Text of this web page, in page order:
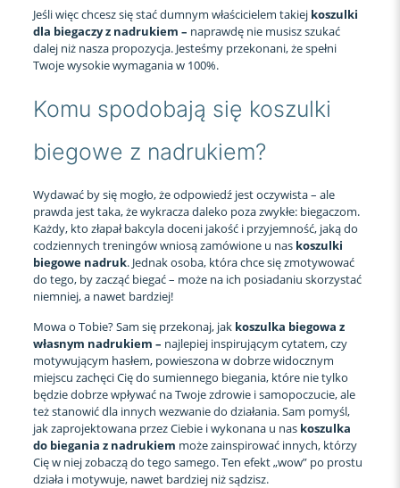
Jeśli więc chcesz się stać dumnym właścicielem takiej koszulki
dla biegaczy z nadrukiem – naprawdę nie musisz szukać
dalej niż nasza propozycja. Jesteśmy przekonani, że spełni
Twoje wysokie wymagania w 100%.
Komu spodobają się koszulki
biegowe z nadrukiem?
Wydawać by się mogło, że odpowiedź jest oczywista – ale
prawda jest taka, że wykracza daleko poza zwykłe: biegaczom.
Każdy, kto złapał bakcyla doceni jakość i przyjemność, jaką do
codziennych treningów wniosą zamówione u nas koszulki
biegowe nadruk. Jednak osoba, która chce się zmotywować
do tego, by zacząć biegać – może na ich posiadaniu skorzystać
niemniej, a nawet bardziej!
Mowa o Tobie? Sam się przekonaj, jak koszulka biegowa z
własnym nadrukiem – najlepiej inspirującym cytatem, czy
motywującym hasłem, powieszona w dobrze widocznym
miejscu zachęci Cię do sumiennego biegania, które nie tylko
będzie dobrze wpływać na Twoje zdrowie i samopoczucie, ale
też stanowić dla innych wezwanie do działania. Sam pomyśl,
jak zaprojektowana przez Ciebie i wykonana u nas koszulka
do biegania z nadrukiem może zainspirować innych, którzy
Cię w niej zobaczą do tego samego. Ten efekt „wow” po prostu
działa i motywuje, nawet bardziej niż sądzisz.